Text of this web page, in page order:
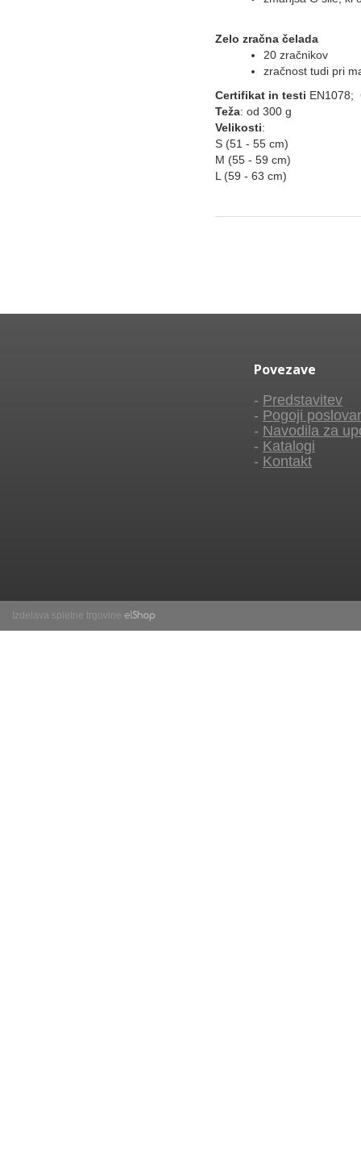
Zelo zračna čelada
20 zračnikov
zračnost tudi pri
Certifikat in testi EN1078;
Teža: od 300 g
Velikosti:
S (51 - 55 cm)
M (55 - 59 cm)
L (59 - 63 cm)
Povezave
- Predstavitev
- Pogoji
- Navodila za
- Katalogi
- Kontakt
Izdelava spletne trgovine